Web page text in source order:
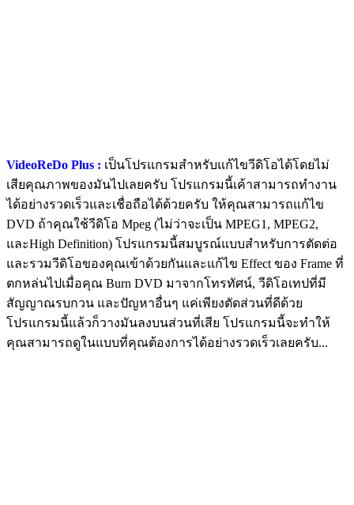
VideoReDo Plus : เป็นโปรแกรมสำหรับแก้ไขวีดิโอได้โดยไม่
เสียคุณภาพของมันไปเลยครับ โปรแกรมนี้เค้าสามารถทำงาน
ได้อย่างรวดเร็วและเชื่อถือได้ด้วยครับ ให้คุณสามารถแก้ไข
DVD ถ้าคุณใช้วีดิโอ Mpeg (ไม่ว่าจะเป็น MPEG1, MPEG2,
และHigh Definition) โปรแกรมนี้สมบูรณ์แบบสำหรับการตัดต่อ
และรวมวีดิโอของคุณเข้าด้วยกันและแก้ไข Effect ของ Frame ที่
ตกหล่นไปเมื่อคุณ Burn DVD มาจากโทรทัศน์, วีดิโอเทปที่มี
สัญญาณรบกวน และปัญหาอื่นๆ แค่เพียงตัดส่วนที่ดีด้วย
โปรแกรมนี้แล้วก็วางมันลงบนส่วนที่เสีย โปรแกรมนี้จะทำให้
คุณสามารถดูในแบบที่คุณต้องการได้อย่างรวดเร็วเลยครับ...